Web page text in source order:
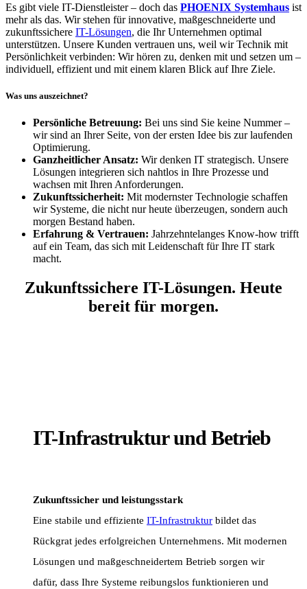
Es gibt viele IT-Dienstleister – doch das PHOENIX Systemhaus ist
mehr als das. Wir stehen für innovative, maßgeschneiderte und
zukunftssichere IT-Lösungen, die Ihr Unternehmen optimal
unterstützen. Unsere Kunden vertrauen uns, weil wir Technik mit
Persönlichkeit verbinden: Wir hören zu, denken mit und setzen um –
individuell, effizient und mit einem klaren Blick auf Ihre Ziele.
Was uns auszeichnet?
Persönliche Betreuung: Bei uns sind Sie keine Nummer –
wir sind an Ihrer Seite, von der ersten Idee bis zur laufenden
Optimierung.
Ganzheitlicher Ansatz: Wir denken IT strategisch. Unsere
Lösungen integrieren sich nahtlos in Ihre Prozesse und
wachsen mit Ihren Anforderungen.
Zukunftssicherheit: Mit modernster Technologie schaffen
wir Systeme, die nicht nur heute überzeugen, sondern auch
morgen Bestand haben.
Erfahrung & Vertrauen: Jahrzehntelanges Know-how trifft
auf ein Team, das sich mit Leidenschaft für Ihre IT stark
macht.
Zukunftssichere IT-Lösungen. Heute
bereit für morgen.
IT-Infrastruktur und Betrieb
Zukunftssicher und leistungsstark
Eine stabile und effiziente IT-Infrastruktur bildet das
Rückgrat jedes erfolgreichen Unternehmens. Mit modernen
Lösungen und maßgeschneidertem Betrieb sorgen wir
dafür, dass Ihre Systeme reibungslos funktionieren und